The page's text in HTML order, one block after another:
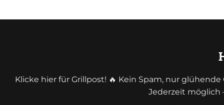
Klicke hier für Grillpost! 🔥 Kein Spam, nur
Jederzeit möglich